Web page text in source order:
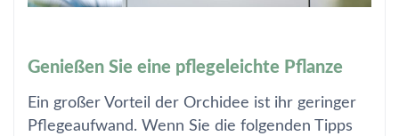
Genießen Sie eine pflegeleichte Pflanze
Ein großer Vorteil der Orchidee ist ihr geringer
Pflegeaufwand. Wenn Sie die folgenden Tipps